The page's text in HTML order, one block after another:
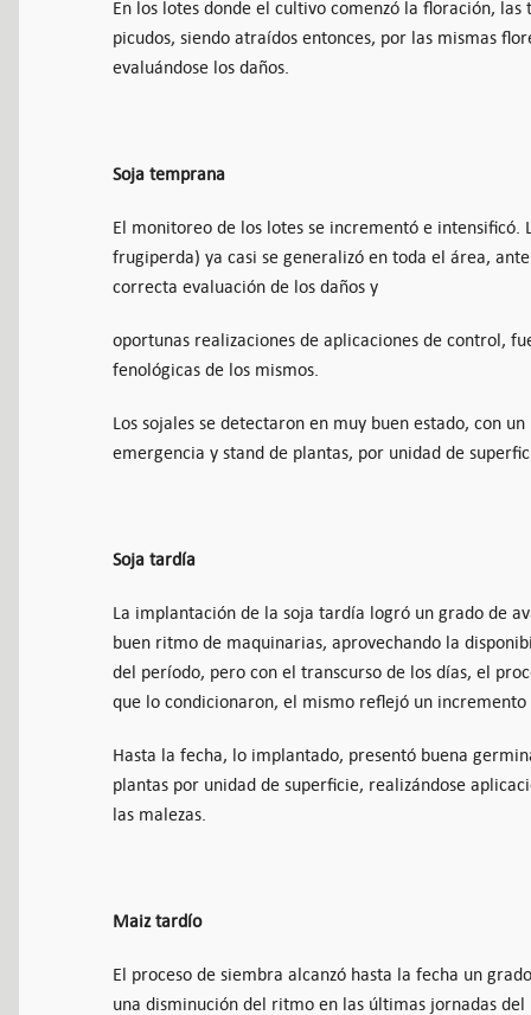
En los lotes donde el cultivo comenzó la floración,
picudos, siendo atraídos entonces, por las mismas
evaluándose los daños.
Soja temprana
El monitoreo de los lotes se incrementó e
frugiperda) ya casi se generalizó en toda el área,
correcta evaluación de los daños y
oportunas realizaciones de aplicaciones de control,
fenológicas de los mismos.
Los sojales se detectaron en muy buen estado, con
emergencia y stand de plantas, por unidad de
Soja tardía
La implantación de la soja tardía logró un grado de
buen ritmo de maquinarias, aprovechando la
del período, pero con el transcurso de los días, el
que lo condicionaron, el mismo reflejó un
Hasta la fecha, lo implantado, presentó buena
plantas por unidad de superficie, realizándose
las malezas.
Maiz tardío
El proceso de siembra alcanzó hasta la fecha un
una disminución del ritmo en las últimas jornadas